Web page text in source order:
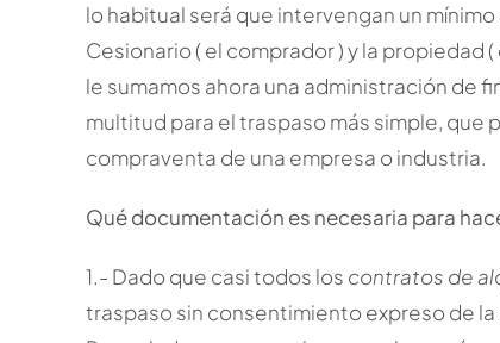
lo habitual será que intervengan un
Cesionario ( el comprador ) y la propiedad
le sumamos ahora una administración de
multitud para el traspaso más simple, que
compraventa de una empresa o industria.
Qué documentación es necesaria para
1.- Dado que casi todos los contratos de
traspaso sin consentimiento expreso de